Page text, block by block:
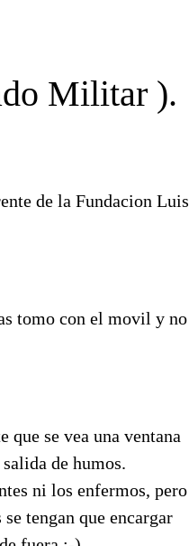
Militar ).
de la Fundacion Luis
tomo con el movil y no
que se vea una ventana
de humos.
ni los enfermos, pero
tengan que encargar